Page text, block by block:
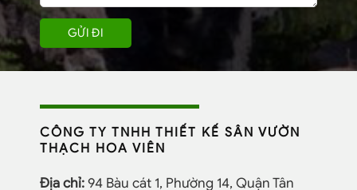
CÔNG TY TNHH THIẾT KẾ SÂN VƯỜN
THẠCH HOA VIÊN
Địa chỉ:94 Bàu cát 1, Phường 14, Quận Tân